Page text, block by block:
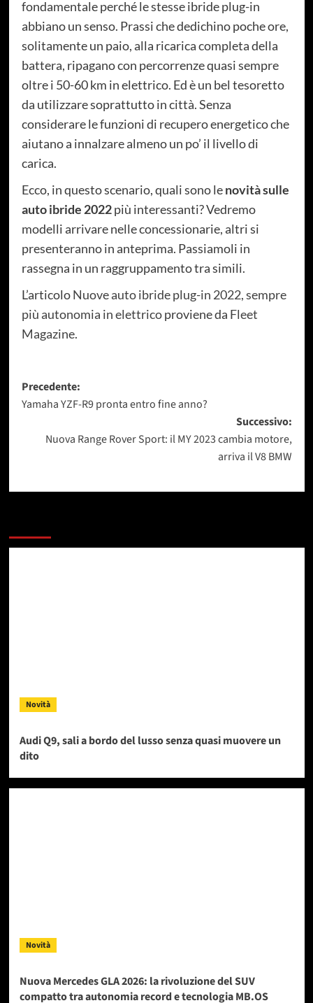
fondamentale perché le stesse ibride plug-in
abbiano un senso. Prassi che dedichino poche ore,
solitamente un paio, alla ricarica completa della
battera, ripagano con percorrenze quasi sempre
oltre i 50-60 km in elettrico. Ed è un bel tesoretto
da utilizzare soprattutto in città. Senza
considerare le funzioni di recupero energetico che
aiutano a innalzare almeno un po’ il livello di
carica.
Ecco, in questo scenario, quali sono lenovità sulle
auto ibride 2022più interessanti? Vedremo
modelli arrivare nelle concessionarie, altri si
presenteranno in anteprima. Passiamoli in
rassegna in un raggruppamento tra simili.
L’articoloNuove auto ibride plug-in 2022, sempre
più autonomia in elettricoproviene da Fleet
Magazine.
Navigazione
articolo
Precedente:
Yamaha YZF-R9 pronta entro fine anno?
Successivo:
Nuova Range Rover Sport: il MY 2023 cambia motore,
arriva il V8 BMW
Novità
Audi Q9, sali a bordo del lusso senza quasi muovere un
dito
Novità
Nuova Mercedes GLA 2026: la rivoluzione del SUV
compatto tra autonomia record e tecnologia MB.OS